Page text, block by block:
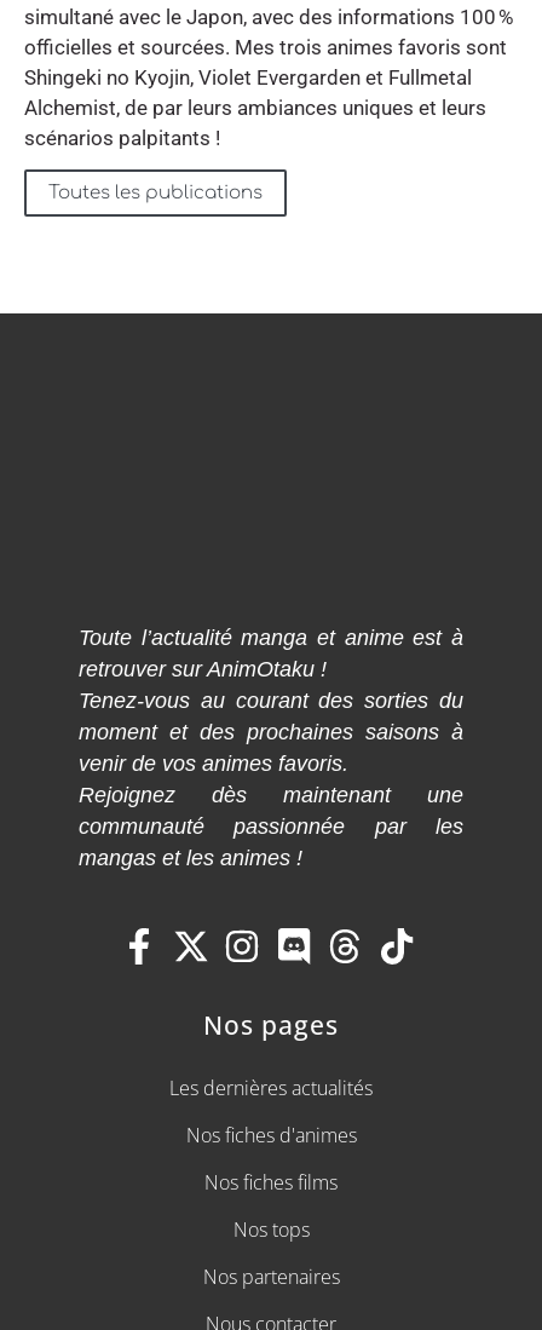
simultané avec le Japon, avec des informations 100 %
officielles et sourcées. Mes trois animes favoris sont
Shingeki no Kyojin, Violet Evergarden et Fullmetal
Alchemist, de par leurs ambiances uniques et leurs
scénarios palpitants !
Toutes les publications
Toute l’actualité manga et anime est à
retrouver sur AnimOtaku !
Tenez-vous au courant des sorties du
moment et des prochaines saisons à
venir de vos animes favoris.
Rejoignez dès maintenant une
communauté passionnée par les
mangas et les animes !
Nos pages
Les dernières actualités
Nos fiches d'animes
Nos fiches films
Nos tops
Nos partenaires
Nous contacter